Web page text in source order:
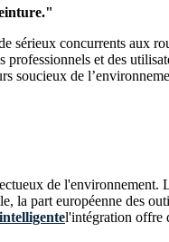
sérieux concurrents aux
et des
soucieux de
de l'environnement.
la part européenne des
l'intégration offre